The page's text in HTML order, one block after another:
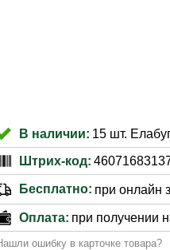
В наличии: 15 шт.
Штрих-код:
Бесплатно: при онлайн
Оплата: при получении
ошибку в карточке товара?